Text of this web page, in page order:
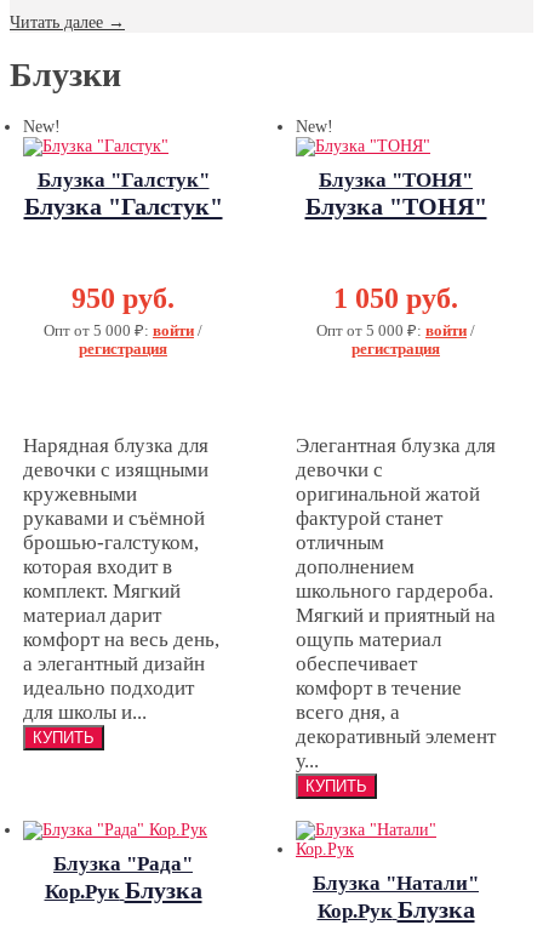
Читать далее →
Блузки
New!
Блузка "Галстук"
Блузка "Галстук"
950 руб.
Опт от 5 000 ₽: войти /
регистрация
Нарядная блузка для
девочки с изящными
кружевными
рукавами и съёмной
брошью-галстуком,
которая входит в
комплект. Мягкий
материал дарит
комфорт на весь день,
а элегантный дизайн
идеально подходит
для школы и...
New!
Блузка "ТОНЯ"
Блузка "ТОНЯ"
1 050 руб.
Опт от 5 000 ₽: войти /
регистрация
Элегантная блузка для
девочки с
оригинальной жатой
фактурой станет
отличным
дополнением
школьного гардероба.
Мягкий и приятный на
ощупь материал
обеспечивает
комфорт в течение
всего дня, а
декоративный элемент
у...
Блузка "Рада"
Кор.Рук Блузка
Блузка "Натали"
Кор.Рук Блузка